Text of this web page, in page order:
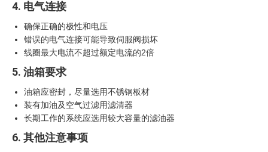
4. 电气连接
确保正确的极性和电压
错误的电气连接可能导致伺服阀损坏
线圈最大电流不超过额定电流的2倍
5. 油箱要求
油箱应密封，尽量选用不锈钢板材
装有加油及空气过滤用滤清器
长期工作的系统应选用较大容量的滤油器
6. 其他注意事项